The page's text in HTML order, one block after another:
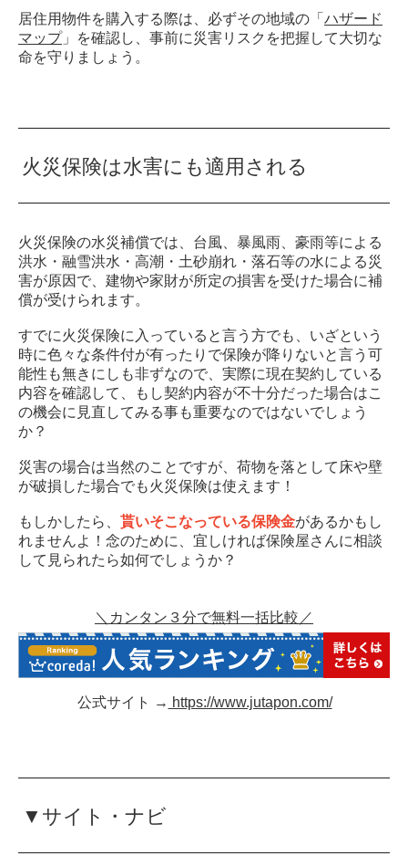
居住用物件を購入する際は、必ずその地域の「 ハザード
マップ」を確認し、事前に災害リスクを把握して大切な
命を守りましょう。
火災保険は水害にも適用される
火災保険の水災補償では、台風、暴風雨、豪雨等による
洪水・融雪洪水・高潮・土砂崩れ・落石等の水による災
害が原因で、建物や家財が所定の損害を受けた場合に補
償が受けられます。
すでに火災保険に入っていると言う方でも、いざという
時に色々な条件付が有ったりで保険が降りないと言う可
能性も無きにしも非ずなので、実際に現在契約している
内容を確認して、もし契約内容が不十分だった場合はこ
の機会に見直してみる事も重要なのではないでしょう
か？
災害の場合は当然のことですが、荷物を落として床や壁
が破損した場合でも火災保険は使えます！
もしかしたら、 貰いそこなっている保険金があるかもし
れませんよ！念のために、宜しければ保険屋さんに相談
して見られたら如何でしょうか？
＼カンタン３分で無料一括比較／
公式サイト → https://www.jutapon.com/
▼サイト・ナビ